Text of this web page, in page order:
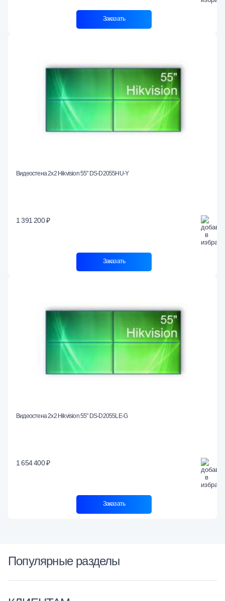
Заказать
Видеостена 2x2 Hikvision 55" DS-D2055HU-Y
1 391 200 ₽
Заказать
Видеостена 2x2 Hikvision 55" DS-D2055LE-G
1 654 400 ₽
Заказать
Популярные разделы